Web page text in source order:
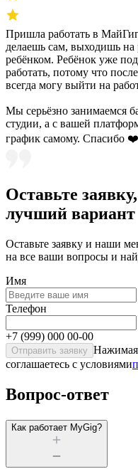
Пришла работать в
делаешь сам, выходишь на
ребёнком. Ребёнок уже
работать, потому что
всегда могу выйти на
Мы серьёзно занимаемся
студии, а с вашей
график самому. Спасибо ❤️
Оставьте
лучший вариант
Оставьте заявку и наши
на все ваши вопросы и
Имя
Телефон
+7 (999) 000 00-00
Отправить заявку
соглашаетесь c условиями
Вопрос-ответ
Как работает MyGig?